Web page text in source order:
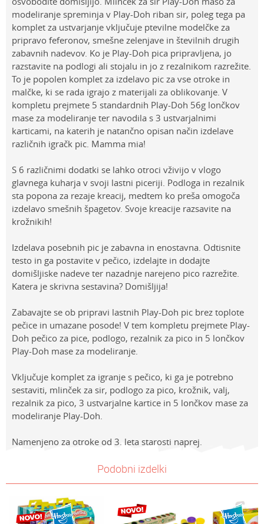
modeliranje spreminja v Play-Doh riban sir, poleg tega pa
komplet za ustvarjanje vključuje ptevilne modelčke za
pripravo feferonov, smešne zelenjave in številnih drugih
zabavnih nadevov. Ko je Play-Doh pica pripravljena, jo
razstavite na podlogi ali stojalu in jo z rezalnikom razrežite.
To je popolen komplet za izdelavo pic za vse otroke in
malčke, ki se rada igrajo z materijali za oblikovanje. V
kompletu prejmete 5 standardnih Play-Doh 56g lončkov
mase za modeliranje ter navodila s 3 ustvarjalnimi
karticami, na katerih je natančno opisan način izdelave
različnih igračk pic. Mamma mia!
S 6 različnimi dodatki se lahko otroci vživijo v vlogo
glavnega kuharja v svoji lastni piceriji. Podloga in rezalnik
sta popona za rezaje kreacij, medtem ko preša omogoča
izdelavo smešnih špagetov. Svoje kreacije razsavite na
krožnikih!
Izdelava posebnih pic je zabavna in enostavna. Odtisnite
testo in ga postavite v pečico, izdelajte in dodajte
domišljiske nadeve ter nazadnje narejeno pico razrežite.
Katera je skrivna sestavina? Domišljija!
Zabavajte se ob pripravi lastnih Play-Doh pic brez toplote
pečice in umazane posode! V tem kompletu prejmete Play-
Doh pečico za pice, podlogo, rezalnik za pico in 5 lončkov
Play-Doh mase za modeliranje.
Vključuje komplet za igranje s pečico, ki ga je potrebno
sestaviti, mlinček za sir, podlogo za pico, krožnik, valj,
rezalnik za pico, 3 ustvarjalne kartice in 5 lončkov mase za
modeliranje Play-Doh.
Namenjeno za otroke od 3. leta starosti naprej.
PLAY-DOH
Spol
Univerzalno
E-mail
Prenesi navodila za uporabo
Podobni izdelki